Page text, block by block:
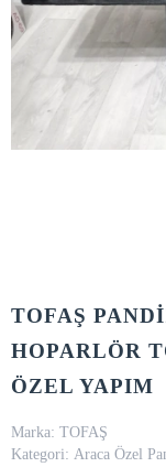
TOFAŞ
HOPARLÖR
ÖZEL YAPIM
Marka: TOFAŞ
Kategori: Araca Özel